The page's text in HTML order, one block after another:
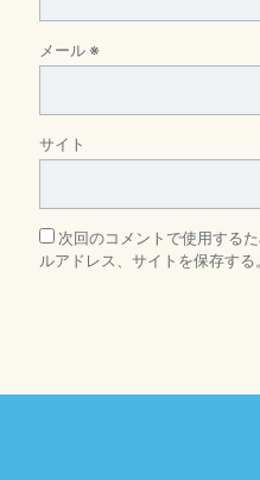
メール ※
サイト
次回のコメントで使用する
ルアドレス、サイトを保存する。